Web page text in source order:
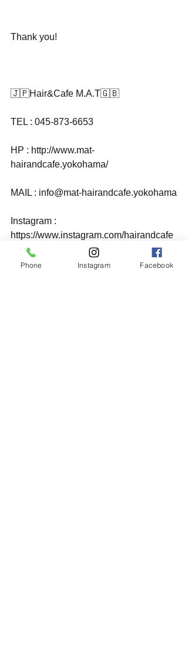
Thank you!
🇯🇵Hair&Cafe M.A.T🇬🇧
TEL : 045-873-6653
HP : http://www.mat-
hairandcafe.yokohama/
MAIL : info@mat-hairandcafe.yokohama
Instagram :
https://www.instagram.com/hairandcafe
m.a.t/
Phone Instagram Facebook